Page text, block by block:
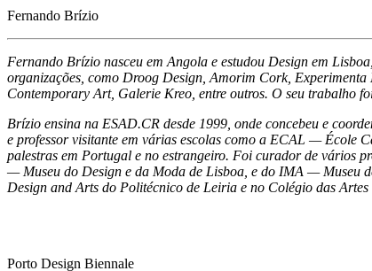
Fernando Brízio
Fernando Brízio nasceu em Angola e estudou Design em
organizações, como Droog Design, Amorim Cork,
Contemporary Art, Galerie Kreo, entre outros. O seu trabalho
Brízio ensina na ESAD.CR desde 1999, onde concebeu e
e professor visitante em várias escolas como a ECAL —École
palestras em Portugal e no estrangeiro. Foi curador de vários
—Museu do Design e da Moda de Lisboa, e do IMA —Museu
Design and Arts do Politécnico de Leiria e no Colégio das
Porto Design Biennale